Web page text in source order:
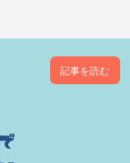
記事を読む